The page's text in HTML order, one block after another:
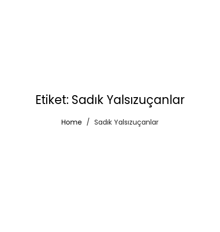
Etiket: Sadık Yalsızuçanlar
Home Sadık Yalsızuçanlar